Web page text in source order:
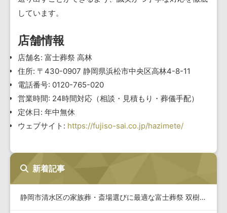
しています。
店舗情報
店舗名: 富士葬祭 高林
住所: 〒430-0907 静岡県浜松市中央区高林4-8-11
電話番号: 0120-765-020
営業時間: 24時間対応（相談・見積もり・葬儀手配）
定休日: 年中無休
ウェブサイト: https://fujiso-sai.co.jp/hazimete/
新着記事
静岡市清水区の家族葬・斎場選びに最適な富士葬祭 双樹の詳細と…